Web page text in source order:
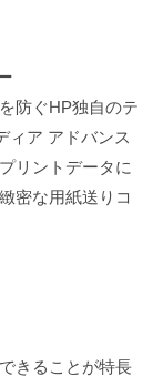
防ぐHP独自のテ
ィア アドバンス
リントデータに
密な用紙送りコ
きることが特長